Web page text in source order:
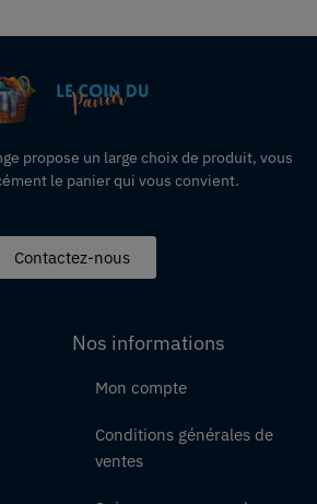
propose un large choix de produit, vous
le panier qui vous convient.
Contactez-nous
Nos informations
Mon compte
Conditions générales de
ventes